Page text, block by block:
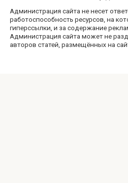
Администрация сайта не несет
работоспособность ресурсов, на
гиперссылки, и за содержание
Администрация сайта может не
авторов статей, размещённых на